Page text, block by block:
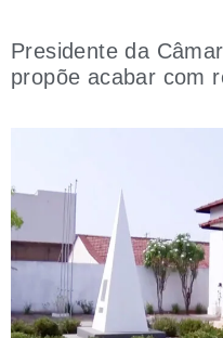
Presidente da
propõe acabar com